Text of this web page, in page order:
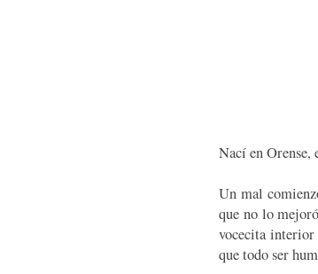
Nací en Orense,
Un mal
que no lo
vocecita
que todo ser